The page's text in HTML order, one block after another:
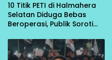
10 Titik PETI di Halmahera
Selatan Diduga Bebas
Beroperasi, Publik Soroti